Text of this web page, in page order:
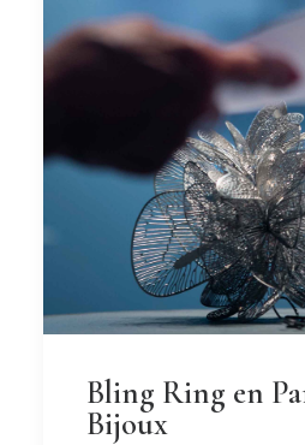
APUNTES
Bling Ring en
Bijoux